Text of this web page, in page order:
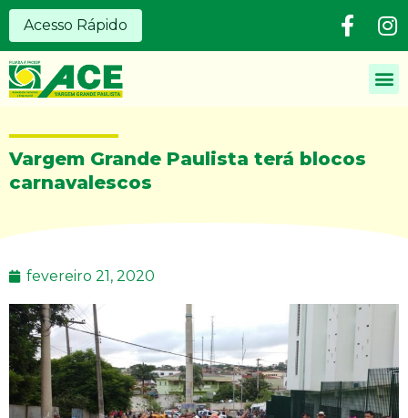
Acesso Rápido
Vargem Grande Paulista terá blocos
carnavalescos
fevereiro 21, 2020